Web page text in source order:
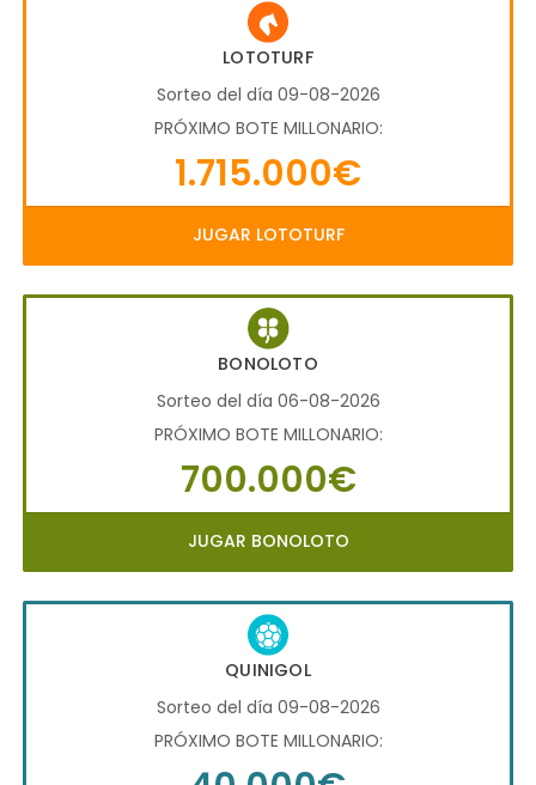
LOTOTURF
Sorteo del día 09-08-2026
PRÓXIMO BOTE MILLONARIO:
1.715.000€
JUGAR LOTOTURF
BONOLOTO
Sorteo del día 06-08-2026
PRÓXIMO BOTE MILLONARIO:
700.000€
JUGAR BONOLOTO
QUINIGOL
Sorteo del día 09-08-2026
PRÓXIMO BOTE MILLONARIO: